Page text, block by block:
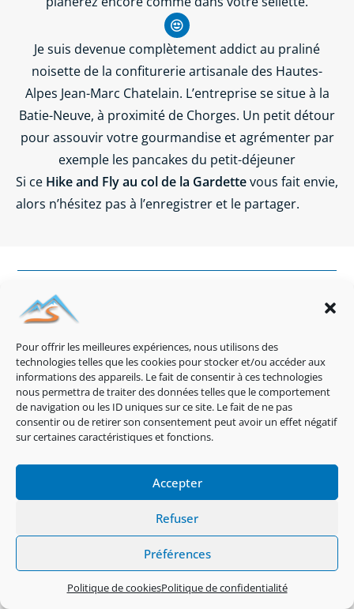
Pour offrir les meilleures expériences, nous utilisons des
technologies telles que les cookies pour stocker et/ou accéder aux
informations des appareils. Le fait de consentir à ces technologies
nous permettra de traiter des données telles que le comportement
de navigation ou les ID uniques sur ce site. Le fait de ne pas
consentir ou de retirer son consentement peut avoir un effet négatif
sur certaines caractéristiques et fonctions.
Accepter
Refuser
Préférences
Politique de cookiesPolitique de confidentialité
Je suis devenue complètement addict au praliné
noisette de la confiturerie artisanale des Hautes-
Alpes Jean-Marc Chatelain. L’entreprise se situe à la
Batie-Neuve, à proximité de Chorges. Un petit détour
pour assouvir votre gourmandise et agrémenter par
exemple les pancakes du petit-déjeuner
Si ce Hike and Fly au col de la Gardettevous fait envie,
alors n’hésitez pas à l’enregistrer et le partager.
Laisser un commentaire